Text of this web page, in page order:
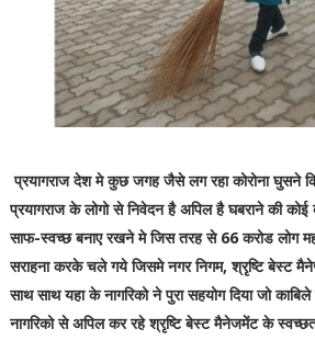
प्रयागराज देश मे कुछ जगह जैसे लग रहा कोरोना घुसने
प्रयागराज के लोगो से निवेदन है अपिल है घबराने की कोई
साफ-स्वच्छ बनाए रखने मे जिस तरह से 66 करोड लोग
सराहना करके चले गये जिसमे नगर निगम, श्रृष्टि बेस्ट
साथ साथ यहा के नागरिको ने पुरा सहयोग दिया जो
नागरिको से अपिल कर रहे श्रृष्टि बेस्ट मैनेजमेंट के